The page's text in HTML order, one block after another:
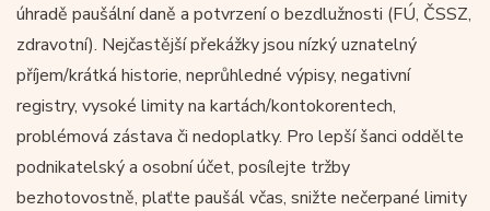
úhradě paušální daně a potvrzení o bezdlužnosti (FÚ, ČSSZ,
zdravotní). Nejčastější překážky jsou nízký uznatelný
příjem/krátká historie, neprůhledné výpisy, negativní
registry, vysoké limity na kartách/kontokorentech,
problémová zástava či nedoplatky. Pro lepší šanci oddělte
podnikatelský a osobní účet, posílejte tržby
bezhotovostně, plaťte paušál včas, snižte nečerpané limity